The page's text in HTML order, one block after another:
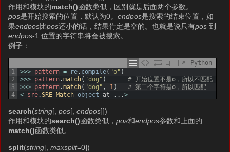
作用和模块的match()函数类似，区别就是后面两个参数。
pos是开始搜索的位置，默认为0。endpos是搜索的结束位置，如
果endpos比pos还小的话，结果肯定是空的。也就是说只有pos 到
endpos-1 位置的字符串将会被搜索。
例子：
Python
1
2
3
4
>>> pattern = re. compile( "o" )
>>> pattern.match( "dog" )
# 开始位置不是o，所以不匹配
>>> pattern.match( "dog" , 1 )
# 第二个字符是o，所以匹配
< _sre.SRE_Match object at . . .>
search(string[,pos[,endpos]])
作用和模块的search()函数类似，pos和endpos参数和上面的
match()函数类似。
split(string[,maxsplit=0])